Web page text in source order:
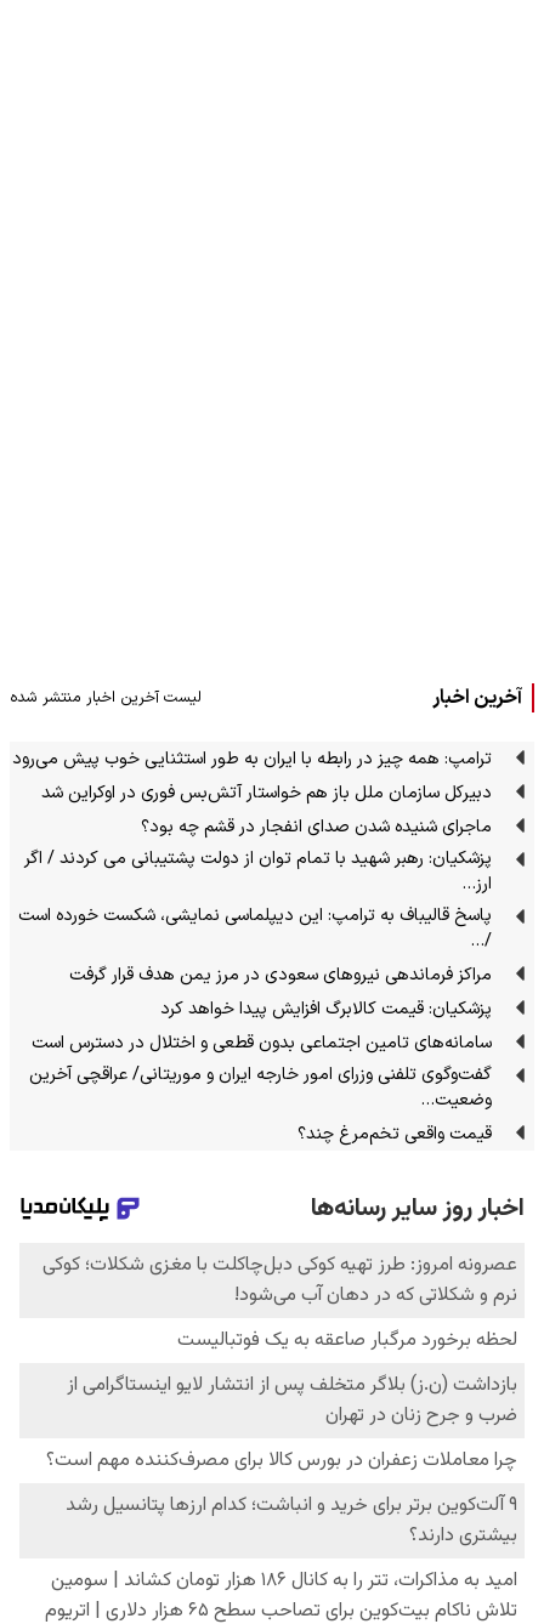
آخرین اخبار لیست آخرین اخبار منتشر شده
ترامپ: همه چیز در رابطه با ایران به طور استثنایی خوب پیش می‌رود
دبیرکل سازمان ملل باز هم خواستار آتش‌بس فوری در اوکراین شد
ماجرای شنیده شدن صدای انفجار در قشم چه بود؟
پزشکیان: رهبر شهید با تمام توان از دولت پشتیبانی می کردند / اگر
ارز…
پاسخ قالیباف به ترامپ: این دیپلماسی نمایشی، شکست خورده است
/…
مراکز فرماندهی نیروهای سعودی در مرز یمن هدف قرار گرفت
پزشکیان: قیمت کالابرگ افزایش پیدا خواهد کرد
سامانه‌های تامین اجتماعی بدون قطعی و اختلال در دسترس است
گفت‌وگوی تلفنی وزرای امور خارجه ایران و موریتانی/ عراقچی آخرین
وضعیت…
قیمت واقعی تخم‌مرغ چند؟